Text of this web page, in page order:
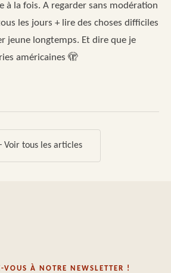
à la fois. A regarder sans modération
les jours + lire des choses difficiles
jeune longtemps. Et dire que je
américaines 🫣
tous les articles
VOUS À NOTRE NEWSLETTER !